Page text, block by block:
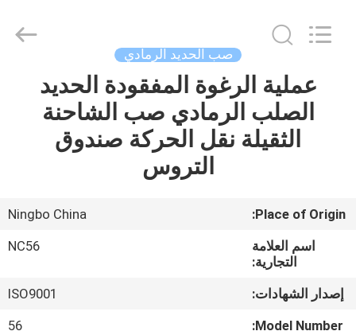
المنزل
المنتجات
حولنا
جولة
CO.,LTD.
صب الحديد الرمادي
عملية الرغوة المفقودة الحديد
الصلب الرمادي صب الشاحنة
الثقيلة نقل الحركة صندوق
التروس
Place of Origin:
Ningbo China
اسم العلامة
التجارية:
NC56
إصدار الشهادات:
ISO9001
Model Number:
56